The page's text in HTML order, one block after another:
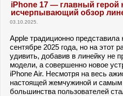
iPhone 17 — главный герой
исчерпывающий обзор
03.10.2025.
Apple традиционно
сентябре 2025 года, но на этот
удивить, добавив в линейку не
модели, а совершенно новое
iPhone Air. Несмотря на весь
настоящей жемчужиной и
большинства пользователей